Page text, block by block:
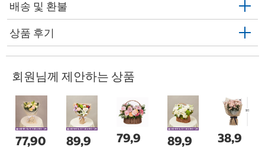
배송 및 환불
상품 후기
회원님께 제안하는 상품
77,90
89,9
79,9
89,9
38,9